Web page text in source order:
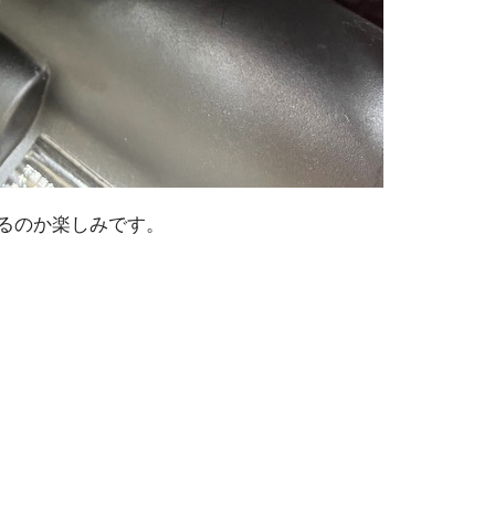
のか楽しみです。